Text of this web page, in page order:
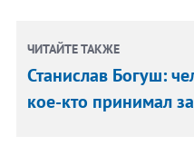
ЧИТАЙТЕ ТАКЖЕ
Станислав Богуш:
кое-кто принимал